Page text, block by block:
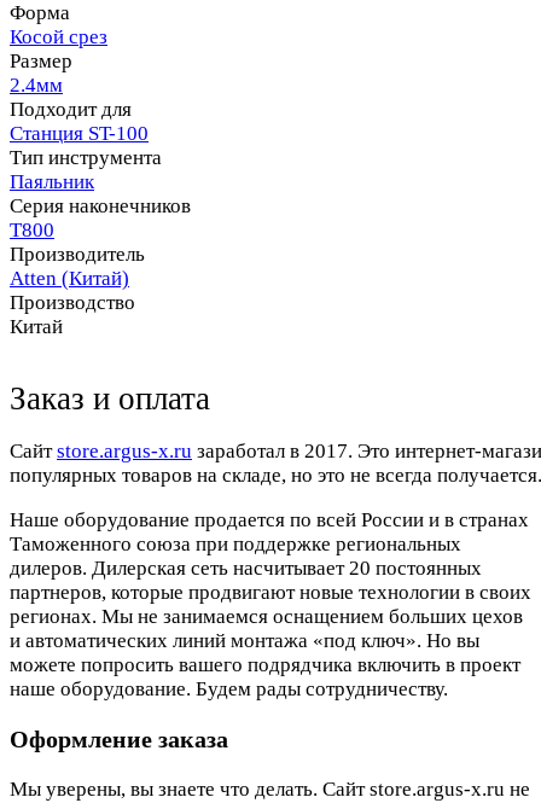
Форма
Косой срез
Размер
2.4мм
Подходит для
Станция ST-100
Тип инструмента
Паяльник
Серия наконечников
T800
Производитель
Atten (Китай)
Производство
Китай
Заказ и оплата
Cайтstore.argus-x.ru заработал в 2017. Это интернет-
популярных товаров на складе, но это не всегда
Наше оборудование продается по всей России и в странах
Таможенного союза при поддержке региональных
дилеров. Дилерская сеть насчитывает 20 постоянных
партнеров, которые продвигают новые технологии в своих
регионах. Мы не занимаемся оснащением больших цехов
и автоматических линий монтажа «под ключ». Но вы
можете попросить вашего подрядчика включить в проект
наше оборудование. Будем рады сотрудничеству.
Оформление заказа
Мы уверены, вы знаете что делать. Сайт store.argus-x.ru не